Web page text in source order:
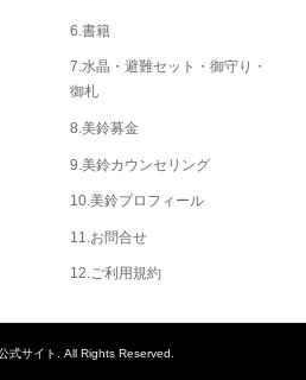
6.書籍
7.水晶・避難セット・御守り・
御札
8.美鈴募金
9.美鈴カウンセリング
10.美鈴プロフィール
11.お問合せ
12.ご利用規約
式サイト. All Rights Reserved.